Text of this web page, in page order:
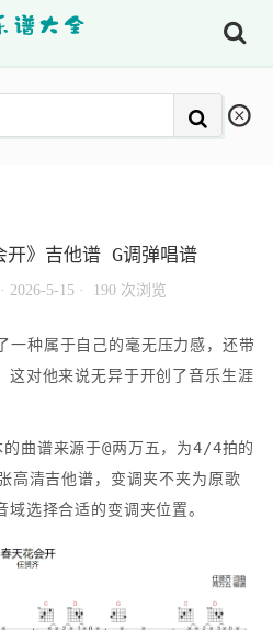
开》吉他谱 G调弹唱谱
· 2026-5-15 · 190 次浏览
一种属于自己的毫无压力感，还带
这对他来说无异于开创了音乐生涯
曲谱来源于@两万五，为4/4拍的
高清吉他谱，变调夹不夹为原歌
选择合适的变调夹位置。